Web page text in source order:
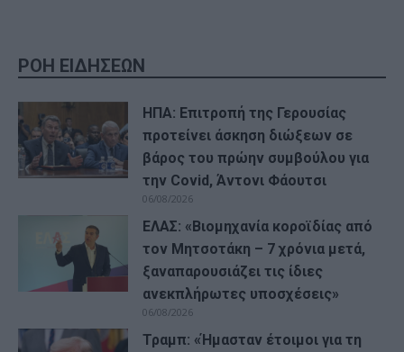
ΡΟΗ ΕΙΔΗΣΕΩΝ
ΗΠΑ: Επιτροπή της Γερουσίας
προτείνει άσκηση διώξεων σε
βάρος του πρώην συμβούλου για
την Covid, Άντονι Φάουτσι
06/08/2026
ΕΛΑΣ: «Βιομηχανία κοροϊδίας από
τον Μητσοτάκη – 7 χρόνια μετά,
ξαναπαρουσιάζει τις ίδιες
ανεκπλήρωτες υποσχέσεις»
06/08/2026
Τραμπ: «Ήμασταν έτοιμοι για τη